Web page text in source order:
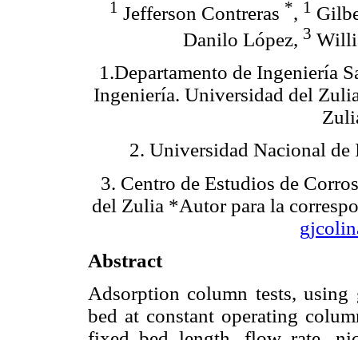
1 Jefferson Contreras *, 1
Danilo López, 3
1.Departamento de Ingeniería
Ingeniería. Universidad del
2. Universidad Nacional
3. Centro de Estudios de
del Zulia *Autor para la
Abstract
Adsorption column tests,
bed at constant operating